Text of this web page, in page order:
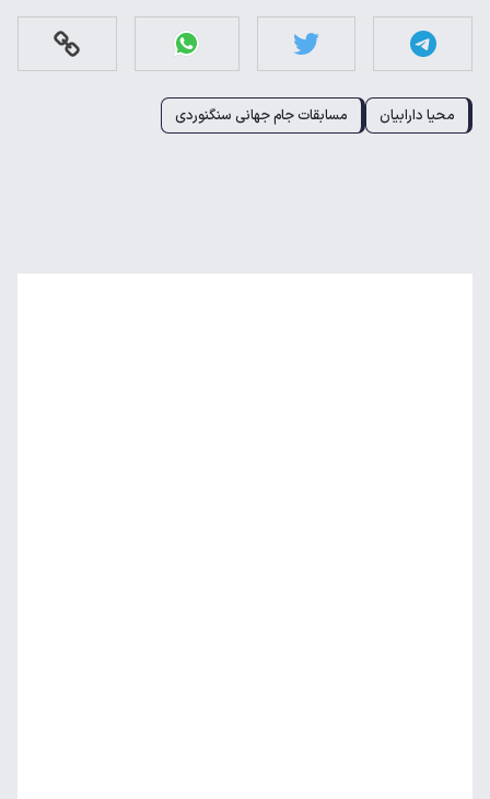
محیا دارابیان مسابقات جام جهانی سنگنوردی